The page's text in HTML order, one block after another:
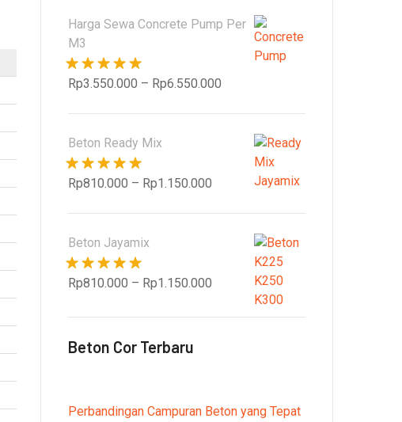
Harga Sewa Concrete Pump Per
M3
Dinilai5.00
Rp3.550.000 – Rp6.550.000
Beton Ready Mix
Dinilai5.00
Rp810.000 – Rp1.150.000
Beton Jayamix
Dinilai5.00
Rp810.000 – Rp1.150.000
Beton Cor Terbaru
Perbandingan Campuran Beton yang Tepat